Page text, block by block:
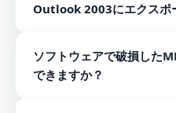
Outlook 2003にエクスポ
意のバージョンにエクスポ
ソフトウェアで破損した
できますか？